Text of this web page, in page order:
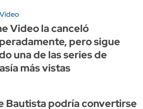
Video la canceló
pero sigue
una de las series de
más vistas
Bautista podría convertirse